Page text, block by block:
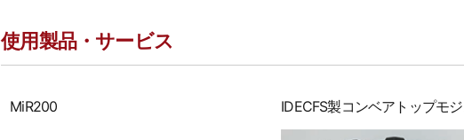
使用製品・サービス
MiR200 IDECFS製コンベアトップモ